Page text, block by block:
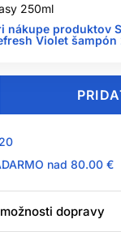
250ml
nákupe produktov
Violet
nad 80.00 €
dopravy